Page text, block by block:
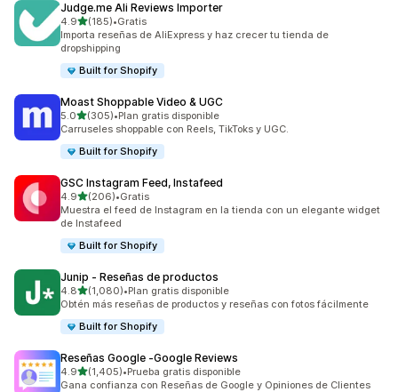
Judge.me Ali Reviews Importer
4.9de 5 estrellas
(185)
185 reseñas en total
•Gratis
Importa reseñas de AliExpress y haz crecer tu tienda de
dropshipping
Built for Shopify
Moast Shoppable Video & UGC
5.0de 5 estrellas
(305)
305 reseñas en total
•Plan gratis disponible
Carruseles shoppable con Reels, TikToks y UGC.
Built for Shopify
GSC Instagram Feed, Instafeed
4.9de 5 estrellas
(206)
206 reseñas en total
•Gratis
Muestra el feed de Instagram en la tienda con un elegante widget
de Instafeed
Built for Shopify
Junip ‑ Reseñas de productos
4.8de 5 estrellas
(1,080)
1080 reseñas en total
•Plan gratis disponible
Obtén más reseñas de productos y reseñas con fotos fácilmente
Built for Shopify
Reseñas Google ‑Google Reviews
4.9de 5 estrellas
(1,405)
1405 reseñas en total
•Prueba gratis disponible
Gana confianza con Reseñas de Google y Opiniones de Clientes